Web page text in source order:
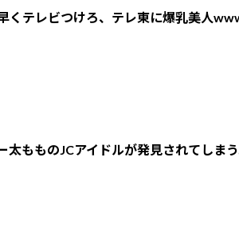
早くテレビつけろ、テレ東に爆乳美人
太もものJCアイドルが発見されてしま